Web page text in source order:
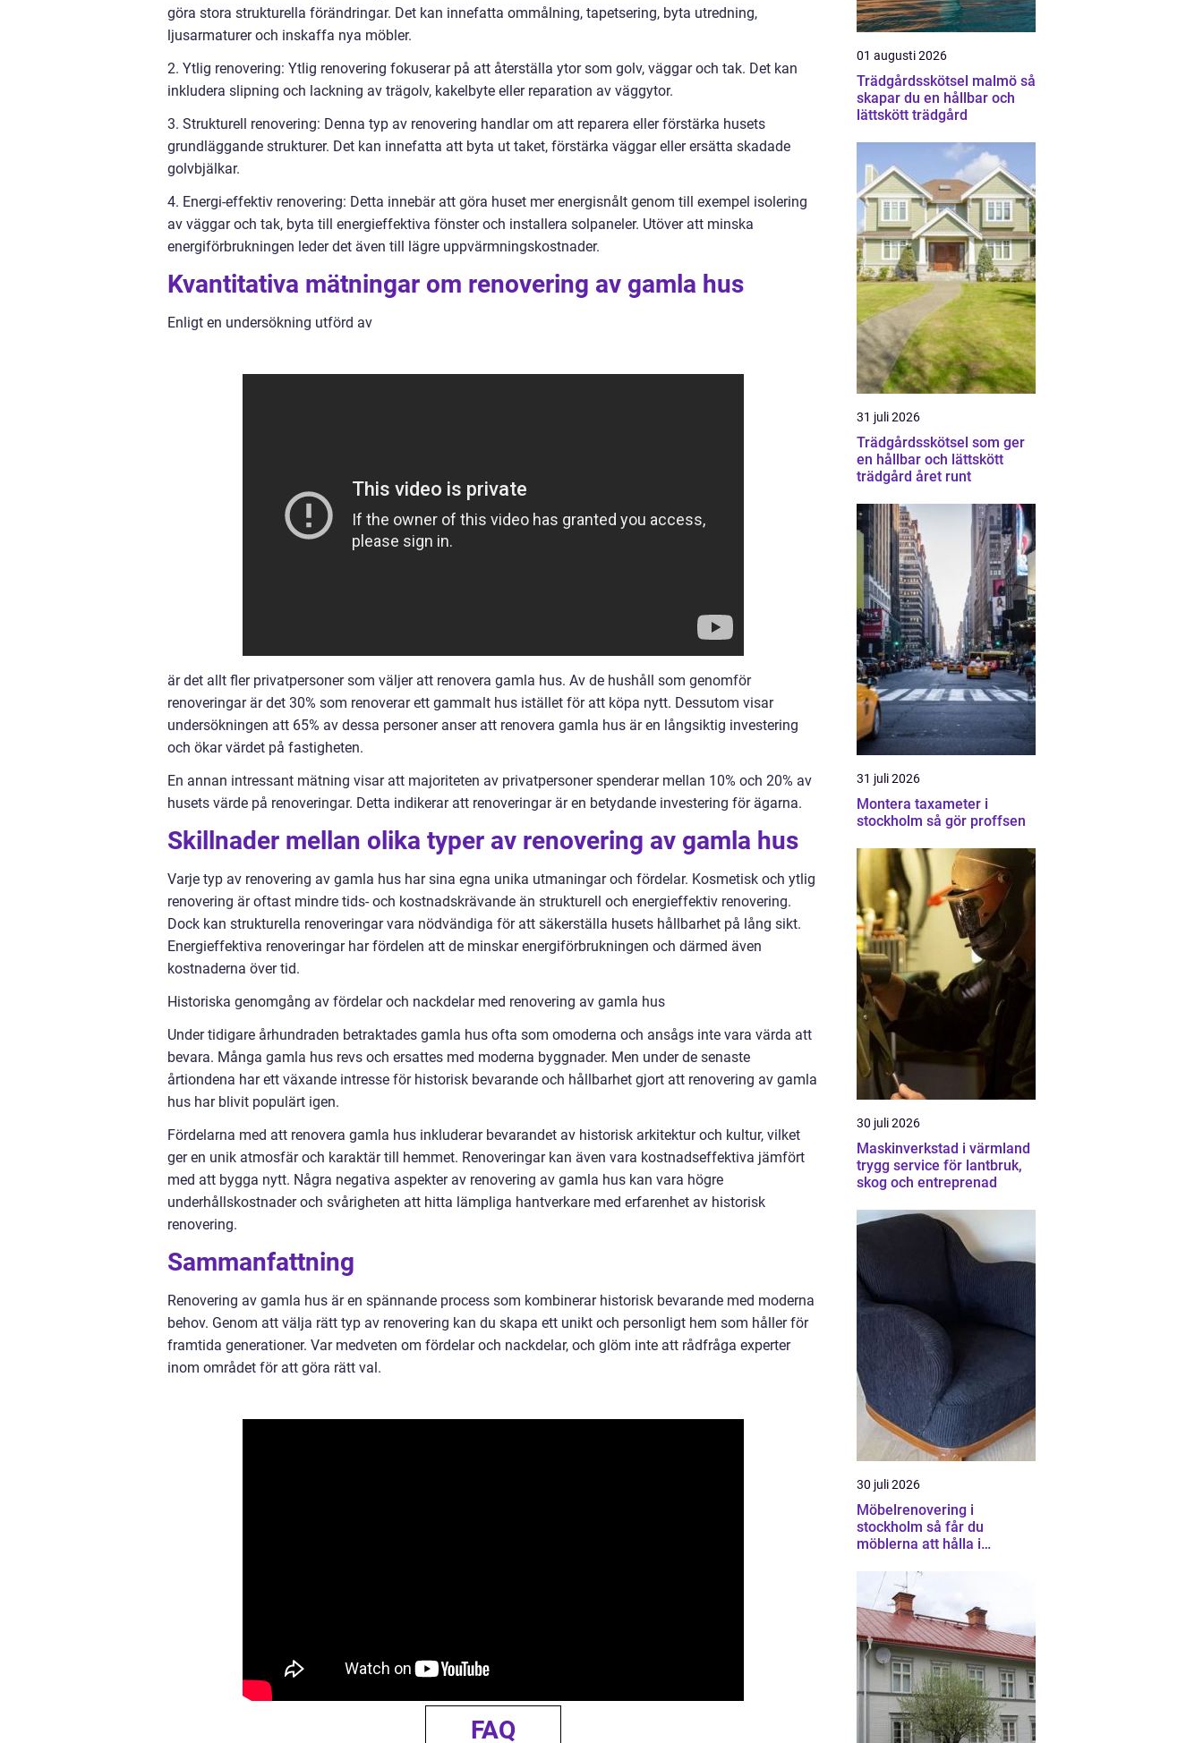
göra stora strukturella förändringar. Det kan innefatta ommålning, tapetsering, byta utredning,
ljusarmaturer och inskaffa nya möbler.
2. Ytlig renovering: Ytlig renovering fokuserar på att återställa ytor som golv, väggar och tak. Det kan
inkludera slipning och lackning av trägolv, kakelbyte eller reparation av väggytor.
3. Strukturell renovering: Denna typ av renovering handlar om att reparera eller förstärka husets
grundläggande strukturer. Det kan innefatta att byta ut taket, förstärka väggar eller ersätta skadade
golvbjälkar.
4. Energi-effektiv renovering: Detta innebär att göra huset mer energisnålt genom till exempel isolering
av väggar och tak, byta till energieffektiva fönster och installera solpaneler. Utöver att minska
energiförbrukningen leder det även till lägre uppvärmningskostnader.
Kvantitativa mätningar om renovering av gamla hus
Enligt en undersökning utförd av
är det allt fler privatpersoner som väljer att renovera gamla hus. Av de hushåll som genomför
renoveringar är det 30% som renoverar ett gammalt hus istället för att köpa nytt. Dessutom visar
undersökningen att 65% av dessa personer anser att renovera gamla hus är en långsiktig investering
och ökar värdet på fastigheten.
En annan intressant mätning visar att majoriteten av privatpersoner spenderar mellan 10% och 20% av
husets värde på renoveringar. Detta indikerar att renoveringar är en betydande investering för ägarna.
Skillnader mellan olika typer av renovering av gamla hus
Varje typ av renovering av gamla hus har sina egna unika utmaningar och fördelar. Kosmetisk och ytlig
renovering är oftast mindre tids- och kostnadskrävande än strukturell och energieffektiv renovering.
Dock kan strukturella renoveringar vara nödvändiga för att säkerställa husets hållbarhet på lång sikt.
Energieffektiva renoveringar har fördelen att de minskar energiförbrukningen och därmed även
kostnaderna över tid.
Historiska genomgång av fördelar och nackdelar med renovering av gamla hus
Under tidigare århundraden betraktades gamla hus ofta som omoderna och ansågs inte vara värda att
bevara. Många gamla hus revs och ersattes med moderna byggnader. Men under de senaste
årtiondena har ett växande intresse för historisk bevarande och hållbarhet gjort att renovering av gamla
hus har blivit populärt igen.
Fördelarna med att renovera gamla hus inkluderar bevarandet av historisk arkitektur och kultur, vilket
ger en unik atmosfär och karaktär till hemmet. Renoveringar kan även vara kostnadseffektiva jämfört
med att bygga nytt. Några negativa aspekter av renovering av gamla hus kan vara högre
underhållskostnader och svårigheten att hitta lämpliga hantverkare med erfarenhet av historisk
renovering.
Sammanfattning
Renovering av gamla hus är en spännande process som kombinerar historisk bevarande med moderna
behov. Genom att välja rätt typ av renovering kan du skapa ett unikt och personligt hem som håller för
framtida generationer. Var medveten om fördelar och nackdelar, och glöm inte att rådfråga experter
inom området för att göra rätt val.
FAQ
01 augusti 2026
Trädgårdsskötsel malmö så
skapar du en hållbar och
lättskött trädgård
31 juli 2026
Trädgårdsskötsel som ger
en hållbar och lättskött
trädgård året runt
31 juli 2026
Montera taxameter i
stockholm så gör proffsen
30 juli 2026
Maskinverkstad i värmland
trygg service för lantbruk,
skog och entreprenad
30 juli 2026
Möbelrenovering i
stockholm så får du
möblerna att hålla i